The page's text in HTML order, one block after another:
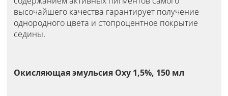
высочайшего качества гарантирует получение
однородного цвета и стопроцентное покрытие
седины.
Окисляющая эмульсия Oxy 1,5%, 150 мл